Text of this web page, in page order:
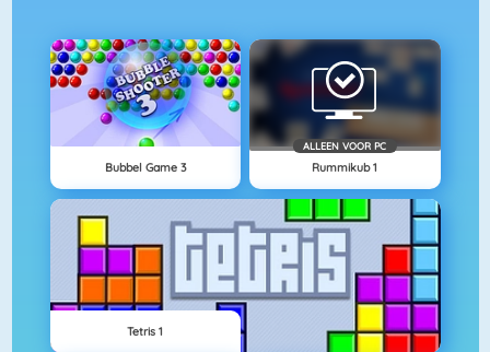
Bubbel Game 3
ALLEEN VOOR PC
Rummikub 1
Tetris 1